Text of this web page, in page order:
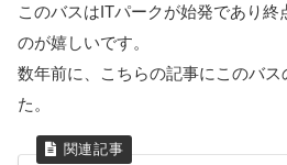
このバスはITパークが始発であり終
のが嬉しいです。
数年前に、こちらの記事にこのバ
た。